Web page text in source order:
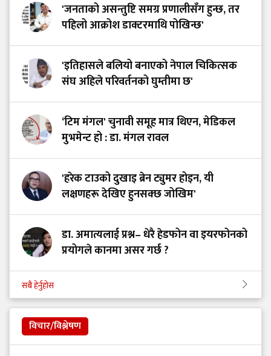
'जनताको असन्तुष्टि समग्र प्रणालीसँग हुन्छ, तर
पहिलो आक्रोश डाक्टरमाथि पोखिन्छ'
'इतिहासले बलियो बनाएको नेपाल चिकित्सक
संघ अहिले परिवर्तनको घुम्तीमा छ'
‘टिम मंगल' चुनावी समूह मात्र थिएन, मेडिकल
मुभमेन्ट हो : डा. मंगल रावल
'हरेक टाउको दुखाइ ब्रेन ट्युमर होइन, यी
लक्षणहरू देखिए हुनसक्छ जोखिम'
डा. अमात्यलाई प्रश्न– धेरै हेडफोन वा इयरफोनको
प्रयोगले कानमा असर गर्छ ?
सबै हेर्नुहोस
विचार/विश्लेषण